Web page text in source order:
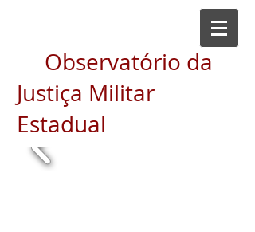
Observatório da
Justiça Militar
Estadual